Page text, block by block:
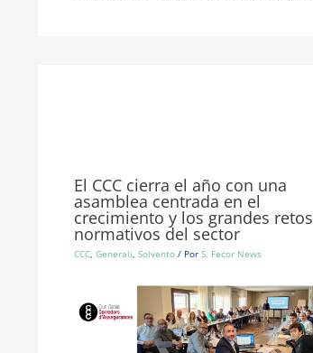
El CCC cierra el año con una
asamblea centrada en el
crecimiento y los grandes retos
normativos del sector
CCC Generali Solvento / Por S. Fecor News